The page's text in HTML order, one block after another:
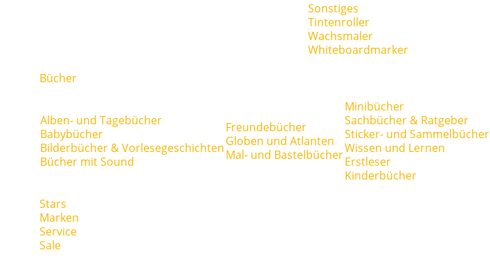
Sonstiges
Tintenroller
Wachsmaler
Whiteboardmarker
Bücher
Alben- und Tagebücher
Babybücher
Bilderbücher & Vorlesegeschichten
Bücher mit Sound
Freundebücher
Globen und Atlanten
Mal- und Bastelbücher
Minibücher
Sachbücher & Ratgeber
Sticker- und Sammelbücher
Wissen und Lernen
Erstleser
Kinderbücher
Stars
Marken
Service
Sale